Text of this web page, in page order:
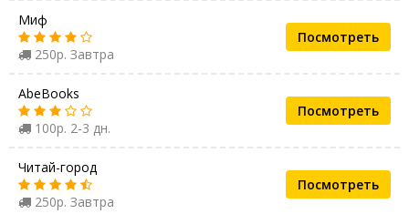
Миф
250р. Завтра
Посмотреть
AbeBooks
100р. 2-3 дн.
Посмотреть
Читай-город
250р. Завтра
Посмотреть